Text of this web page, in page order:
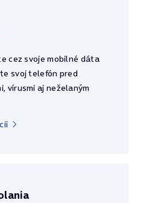
cez svoje mobilné dáta
svoj telefón pred
vírusmi aj neželaným